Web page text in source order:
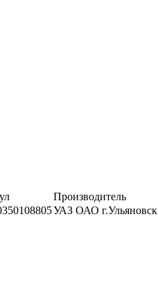
Производитель
УАЗ ОАО г.Ульяновск